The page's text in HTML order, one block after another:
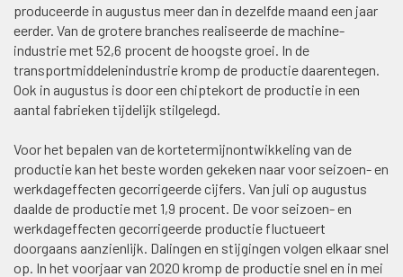
produceerde in augustus meer dan in dezelfde maand een jaar
eerder. Van de grotere branches realiseerde de machine-
industrie met 52,6 procent de hoogste groei. In de
transportmiddelenindustrie kromp de productie daarentegen.
Ook in augustus is door een chiptekort de productie in een
aantal fabrieken tijdelijk stilgelegd.
Voor het bepalen van de kortetermijnontwikkeling van de
productie kan het beste worden gekeken naar voor seizoen- en
werkdageffecten gecorrigeerde cijfers. Van juli op augustus
daalde de productie met 1,9 procent. De voor seizoen- en
werkdageffecten gecorrigeerde productie fluctueert
doorgaans aanzienlijk. Dalingen en stijgingen volgen elkaar snel
op. In het voorjaar van 2020 kromp de productie snel en in mei